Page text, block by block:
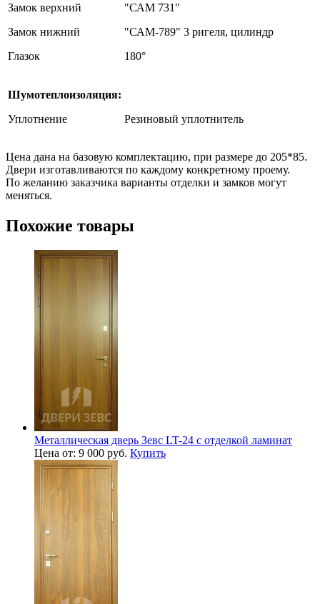
Замок верхний
Замок нижний
Глазок
"САМ 731"
"САМ-789" 3 ригеля, цилиндр
180°
Шумотеплоизоляция:
Уплотнение
Резиновый уплотнитель
Цена дана на базовую комплектацию, при размере до 205*85.
Двери изготавливаются по каждому конкретному проему.
По желанию заказчика варианты отделки и замков могут
меняться.
Похожие товары
Металлическая дверь Зевс LT-24 с отделкой ламинат
Цена от: 9 000 руб. Купить